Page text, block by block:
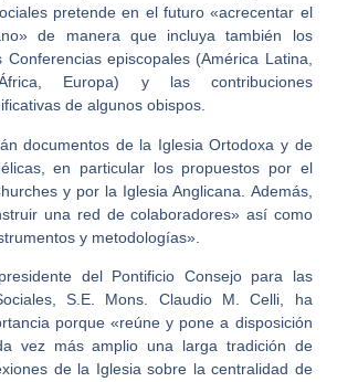
pretende en el futuro «acrecentar el
de manera que incluya también los
Conferencias episcopales (América Latina,
Europa) y las contribuciones
de algunos obispos.
documentos de la Iglesia Ortodoxa y de
en particular los propuestos por el
y por la Iglesia Anglicana. Además,
una red de colaboradores» así como
y metodologías».
del Pontificio Consejo para las
S.E. Mons. Claudio M. Celli, ha
porque «reúne y pone a disposición
vez más amplio una larga tradición de
de la Iglesia sobre la centralidad de